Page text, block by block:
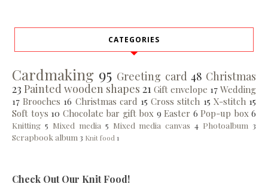
CATEGORIES
Cardmaking 95 Greeting card 48 Christmas
23 Painted wooden shapes 21 Gift envelope 17 Wedding
17 Brooches 16 Christmas card 15 Cross stitch 15 X-stitch 15
Soft toys 10 Chocolate bar gift box 9 Easter 6 Pop-up box 6
Knitting 5 Mixed media 5 Mixed media canvas 4 Photoalbum 3
Scrapbook album 3 Knit food 1
Check Out Our Knit Food!